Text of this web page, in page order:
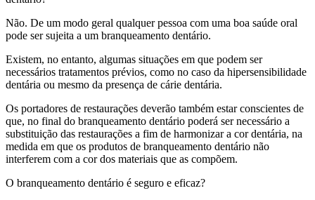
Não. De um modo geral qualquer pessoa com uma boa saúde oral
pode ser sujeita a um branqueamento dentário.
Existem, no entanto, algumas situações em que podem ser
necessários tratamentos prévios, como no caso da hipersensibilidade
dentária ou mesmo da presença de cárie dentária.
Os portadores de restaurações deverão também estar conscientes de
que, no final do branqueamento dentário poderá ser necessário a
substituição das restaurações a fim de harmonizar a cor dentária, na
medida em que os produtos de branqueamento dentário não
interferem com a cor dos materiais que as compõem.
O branqueamento dentário é seguro e eficaz?